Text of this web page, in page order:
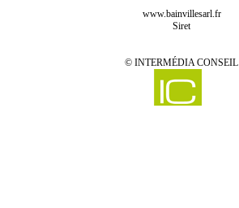
www.bainvillesarl.fr
Siret
© INTERMÉDIA CONSEIL